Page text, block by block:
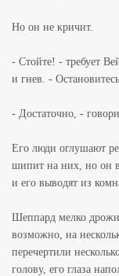
Но он не кричит.
- Стойте! - требует
и гнев. -
- Достаточно, -
Его люди оглушают
шипит на них, но он
и его выводят из
Шеппард мелко
возможно, на
перечертили
голову, его глаза